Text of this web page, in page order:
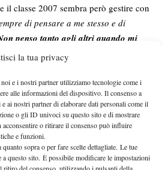
la tua privacy
e i nostri partner utilizziamo tecnologie come i
alle informazioni del dispositivo. Il consenso a
ai nostri partner di elaborare dati personali come il
o gli ID univoci su questo sito e di mostrare
o ritirare il consenso può influire
e funzioni.
sopra o per fare scelte dettagliate. Le tue
a questo sito. È possibile modificare le impostazioni
ritiro del consenso, utilizzando i pulsanti della
classe 2007 sembra però gestire con
di pensare a me stesso e di
penso tanto agli altri quando mi
aspettative arrivano quando fai
particolare momento vissuto dal
di giocatori stabilmente ai vertici del
giocatori fortissimi e quindi ci si
raggiungere quei livelli.Io
è scontato riuscirci. Posso solo